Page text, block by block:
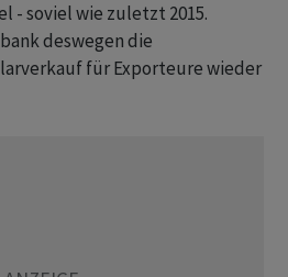
- soviel wie zuletzt 2015.
deswegen die
für Exporteure wieder